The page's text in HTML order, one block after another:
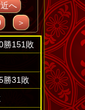
へ
＞
勝151敗
勝31敗